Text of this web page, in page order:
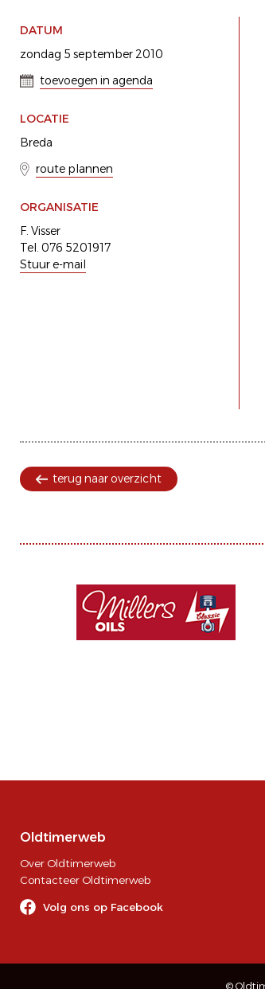
DATUM
zondag 5 september 2010
toevoegen in agenda
LOCATIE
Breda
route plannen
ORGANISATIE
F. Visser
Tel. 076 5201917
Stuur e-mail
terug naar overzicht
Oldtimerweb
Over Oldtimerweb
Contacteer Oldtimerweb
Volg ons op Facebook
©